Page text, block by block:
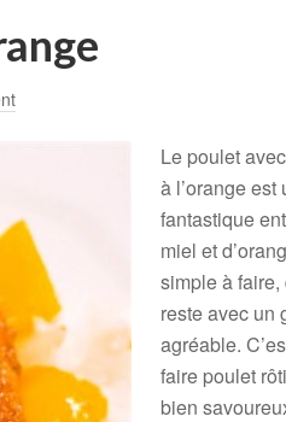
Le poulet
à l’orange
fantastique
miel et
simple à
reste avec un
agréable.
faire poulet
bien